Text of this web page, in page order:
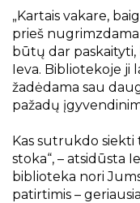
„Kartais vakare,
prieš
būtų dar paskaityti,
Ieva. Bibliotekoje ji
žadėdama sau
pažadų
Kas sutrukdo siekti
stoka“, – atsidūsta
biblioteka nori
patirtimis –